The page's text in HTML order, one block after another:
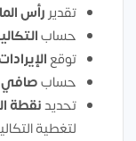
تقدير رأس
حساب
توقع
حسابصافي
تحديدنقطة
لتغطية